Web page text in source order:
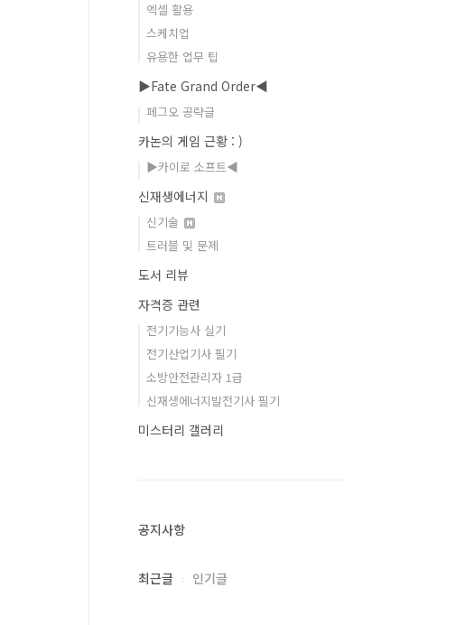
엑셀 활용
스케치업
유용한 업무 팁
▶Fate Grand Order◀
페그오 공략글
카논의 게임 근황 : )
▶카이로 소프트◀
신재생에너지
신기술
트러블 및 문제
도서 리뷰
자격증 관련
전기기능사 실기
전기산업기사 필기
소방안전관리자 1급
신재생에너지발전기사 필기
미스터리 갤러리
공지사항
최근글 인기글